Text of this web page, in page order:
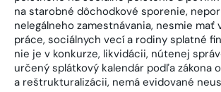
na starobné dôchodkové sporenie,
nelegálneho zamestnávania, nesmie mať
práce, sociálnych vecí a rodiny splatné
nie je v konkurze, likvidácii, nútenej
určený splátkový kalendár podľa zákona
a reštrukturalizácii, nemá evidované